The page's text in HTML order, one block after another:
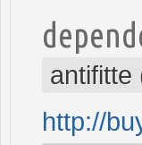
antifitte
http://